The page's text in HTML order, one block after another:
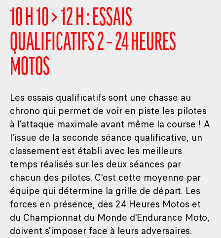
10 H 10 > 12 H : ESSAIS
QUALIFICATIFS 2 – 24 HEURES
MOTOS
Les essais qualificatifs sont une chasse au
chrono qui permet de voir en piste les pilotes
à l'attaque maximale avant même la course ! A
l'issue de la seconde séance qualificative, un
classement est établi avec les meilleurs
temps réalisés sur les deux séances par
chacun des pilotes. C'est cette moyenne par
équipe qui détermine la grille de départ. Les
forces en présence, des 24 Heures Motos et
du Championnat du Monde d'Endurance Moto,
doivent s'imposer face à leurs adversaires.